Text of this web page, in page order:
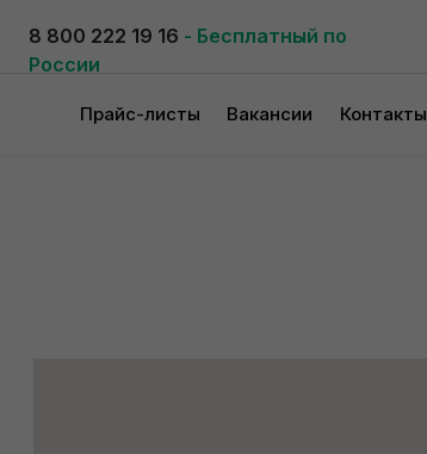
8 800 222 19 16 - Бесплатный по
России
Прайс-листы Вакансии Контакты